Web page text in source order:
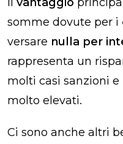
somme dovute per i
versare nulla per
rappresenta un
molti casi sanzioni e
molto elevati.
Ci sono anche altri